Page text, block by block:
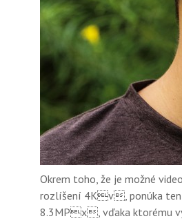
Okrem toho, že je možné
rozlíšení 4Kv, ponúka
8.3MPx, vďaka ktorému